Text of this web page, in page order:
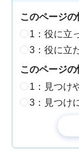
このページ
1：役に立
3：役に立
このページ
1：見つけ
3：見つけ